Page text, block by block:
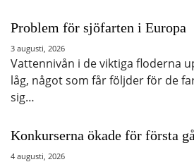
Problem för sjöfarten i Europa
3 augusti, 2026
Vattennivån i de viktiga floderna
låg, något som får följder för de
sig…
Konkurserna ökade för första
4 augusti, 2026